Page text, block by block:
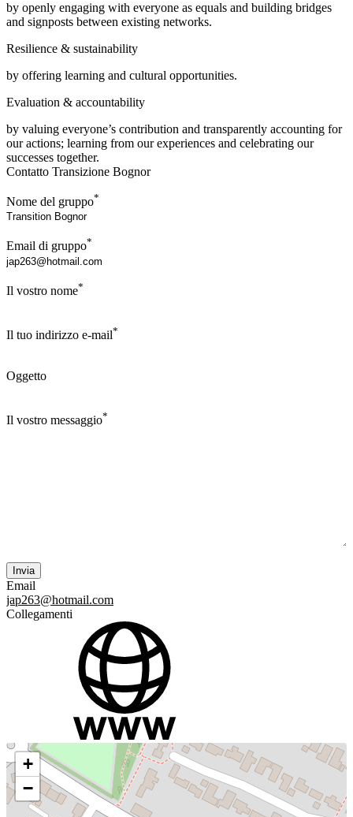
by openly engaging with everyone as equals and building bridges
and signposts between existing networks.
Resilience & sustainability
by offering learning and cultural opportunities.
Evaluation & accountability
by valuing everyone’s contribution and transparently accounting for
our actions; learning from our experiences and celebrating our
successes together.
Contatto Transizione Bognor
Nome del gruppo*
Email di gruppo*
Il vostro nome*
Il tuo indirizzo e-mail*
Oggetto
Il vostro messaggio*
Email
jap263@hotmail.com
Collegamenti
+
−